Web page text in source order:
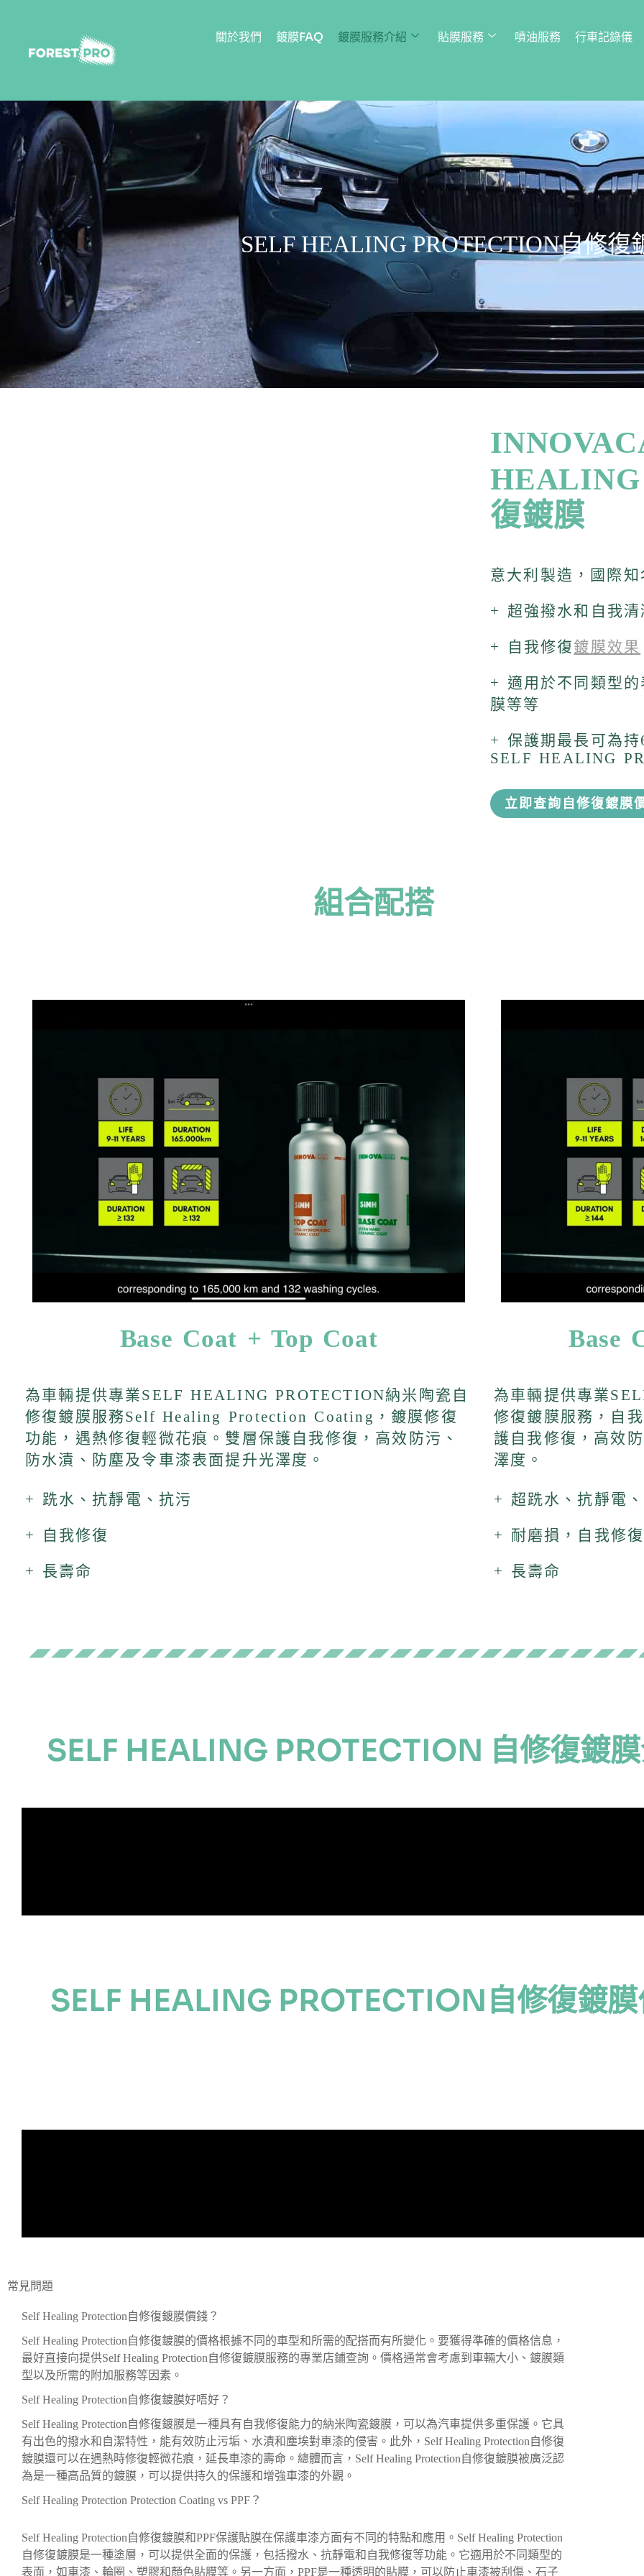
關於我們 鍍膜FAQ 鍍膜服務介紹 貼膜服務 噴油服務 行車記錄儀
SELF HEALING PROTECTION自修復
復鍍膜
意大利製造，國際
+ 超強撥水和自我
+ 自我修復鍍膜效果
+ 適用於不同類型
膜等等
+ 保護期最長可為
SELF HEALING
立即查詢自修復鍍膜
組合配搭
Base Coat + Top Coat
為車輛提供專業SELF HEALING PROTECTION納米陶瓷自
修復鍍膜服務Self Healing Protection Coating，鍍膜修復
功能，遇熱修復輕微花痕。雙層保護自我修復，高效防污、
防水漬、防塵及令車漆表面提升光澤度。
+ 跣水、抗靜電、抗污
+ 自我修復
+ 長壽命
Base
為車輛提供專業
修復鍍膜服務，自
護自我修復，高效
澤度。
+ 超跣水、抗靜電
+ 耐磨損，自我修
+ 長壽命
SELF HEALING PROTECTION 自修復鍍
SELF HEALING PROTECTION自修復鍍
常見問題
Self Healing Protection自修復鍍膜價錢？
Self Healing Protection自修復鍍膜的價格根據不同的車型和所需的配搭而有所變化。要獲得準確的價格信息，
最好直接向提供Self Healing Protection自修復鍍膜服務的專業店鋪查詢。價格通常會考慮到車輛大小、鍍膜類
型以及所需的附加服務等因素。
Self Healing Protection自修復鍍膜好唔好？
Self Healing Protection自修復鍍膜是一種具有自我修復能力的納米陶瓷鍍膜，可以為汽車提供多重保護。它具
有出色的撥水和自潔特性，能有效防止污垢、水漬和塵埃對車漆的侵害。此外，Self Healing Protection自修復
鍍膜還可以在遇熱時修復輕微花痕，延長車漆的壽命。總體而言，Self Healing Protection自修復鍍膜被廣泛認
為是一種高品質的鍍膜，可以提供持久的保護和增強車漆的外觀。
Self Healing Protection Protection Coating vs PPF？
Self Healing Protection自修復鍍膜和PPF保護貼膜在保護車漆方面有不同的特點和應用。Self Healing Protection
自修復鍍膜是一種塗層，可以提供全面的保護，包括撥水、抗靜電和自我修復等功能。它適用於不同類型的
表面，如車漆、輪圈、塑膠和顏色貼膜等。另一方面，PPF是一種透明的貼膜，可以防止車漆被刮傷、石子